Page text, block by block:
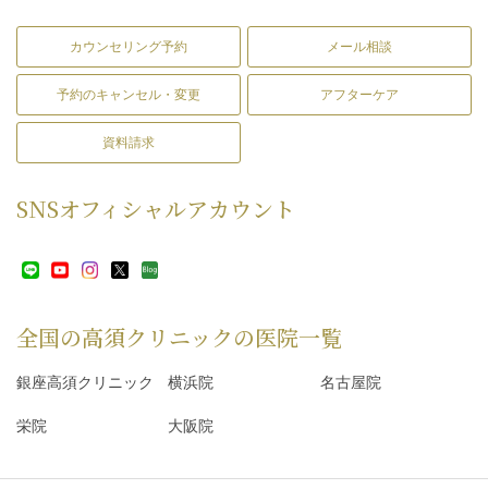
カウンセリング予約 メール相談
予約のキャンセル・変更 アフターケア
資料請求
SNSオフィシャルアカウント
全国の高須クリニックの医院一覧
銀座高須クリニック 横浜院 名古屋院
栄院 大阪院